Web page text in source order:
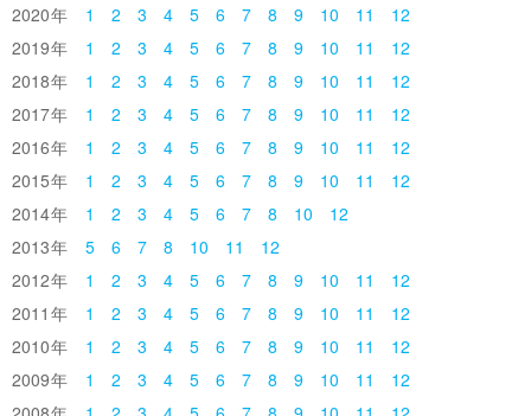
2020
1 2 3 4 5 6 7 8 9 10 11
12
2019
1 2 3 4 5 6 7 8 9 10 11
12
2018
1 2 3 4 5 6 7 8 9 10 11
12
2017
1 2 3 4 5 6 7 8 9 10 11
12
2016
1 2 3 4 5 6 7 8 9 10 11
12
2015
1 2 3 4 5 6 7 8 9 10 11
12
2014
1 2 3 4 5 6 7 8 10
12
2013
5 6 7 8 10 11
12
2012
1 2 3 4 5 6 7 8 9 10 11
12
2011
1 2 3 4 5 6 7 8 9 10 11
12
2010
1 2 3 4 5 6 7 8 9 10 11
12
2009
1 2 3 4 5 6 7 8 9 10 11
12